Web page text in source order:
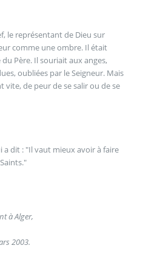
le représentant de Dieu sur
comme une ombre. Il était
Père. Il souriait aux anges,
oubliées par le Seigneur. Mais
vite, de peur de se salir ou de se
a dit : "Il vaut mieux avoir à faire
à Alger,
2003.